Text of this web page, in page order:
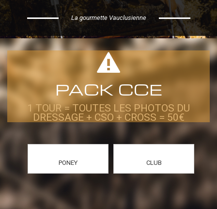
La gourmette Vauclusienne
PACK CCE
1 TOUR = TOUTES LES PHOTOS DU
DRESSAGE + CSO + CROSS = 50€
PONEY CLUB